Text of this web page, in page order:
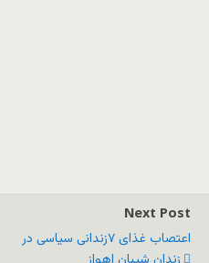
Next Post
اعتصاب غذای ۷زندانی سیاسی در